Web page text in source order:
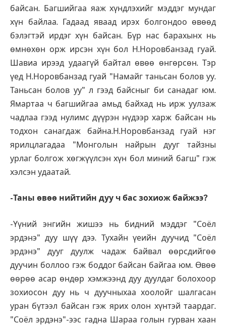
байсан. Багшийгаа яаж хүндлэхийг мэддэг мундаг
хүн байлаа. Гадаад яваад ирэх болгондоо өвөөд
бэлэгтэй ирдэг хүн байсан. Бүр нас барахынх нь
өмнөхөн орж ирсэн хүн бол Н.Норовбанзад гуай.
Шавиа ирээд удаагүй байтал өвөө өнгөрсөн. Тэр
үед Н.Норовбанзад гуай "Намайг таньсан болов уу.
Таньсан болов уу" л гээд байсныг би санадаг юм.
Ямартаа ч багшийгаа амьд байхад нь ирж уулзаж
чадлаа гээд нулимс дүүрэн нүдээр харж байсан нь
тодхон санагдаж байна.Н.Норовбанзад гуай нэг
ярилцлагадаа "Монголын найрын дууг тайзны
урлаг болгож хөгжүүлсэн хүн бол миний багш" гэж
хэлсэн удаатай.
-Таны өвөө нийтийн дуу ч бас зохиож байжээ?
-Үүний энгийн жишээ нь бидний мэддэг "Соёл
эрдэнэ" дуу шүү дээ. Тухайн үеийн дуучид "Соёл
эрдэнэ" дууг дуулж чадаж байвал өөрсдийгөө
дуучин боллоо гэж боддог байсан байгаа юм. Өвөө
өөрөө асар өндөр хэмжээнд дуу дуулдаг болохоор
зохиосон дуу нь ч дуучныхаа хоолойг шалгасан
уран бүтээл байсан гэж ярих олон хүнтэй таардаг.
"Соёл эрдэнэ"-ээс гадна Шараа голын гурван хаан